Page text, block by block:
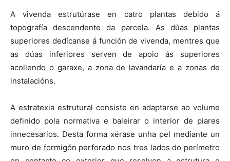
A vivenda estrutúrase en catro plantas debido á
topografía descendente da parcela. As dúas plantas
superiores dedícanse á función de vivenda, mentres que
as dúas inferiores serven de apoio ás superiores
acollendo o garaxe, a zona de lavandaría e a zonas de
instalacións.
A estratexia estrutural consiste en adaptarse ao volume
definido pola normativa e baleirar o interior de piares
innecesarios. Desta forma xérase unha pel mediante un
muro de formigón perforado nos tres lados do perímetro